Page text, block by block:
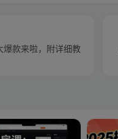
款来啦，附详细教